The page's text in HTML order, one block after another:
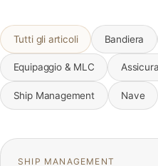
Contatti
Tutti gli articoli Bandiera
Equipaggio & MLC
Ship Management Nave
SHIP MANAGEMENT